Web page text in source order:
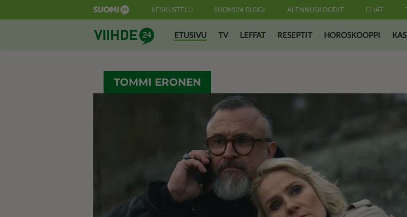
KESKUSTELU SUOMI24 BLOGI ALENNUSKOODIT CHAT
Suomi24 ViihdeETUSIVU TV LEFFAT RESEPTIT HOROSKOOPPI
TOMMI ERONEN